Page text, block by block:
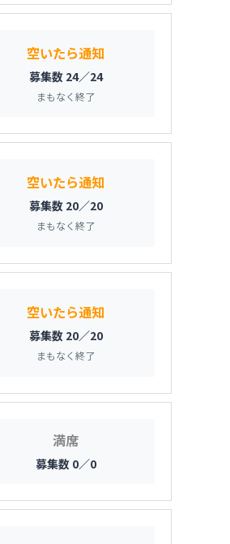
空いたら通知
募集数 24／24
まもなく終了
空いたら通知
募集数 20／20
まもなく終了
空いたら通知
募集数 20／20
まもなく終了
満席
募集数 0／0